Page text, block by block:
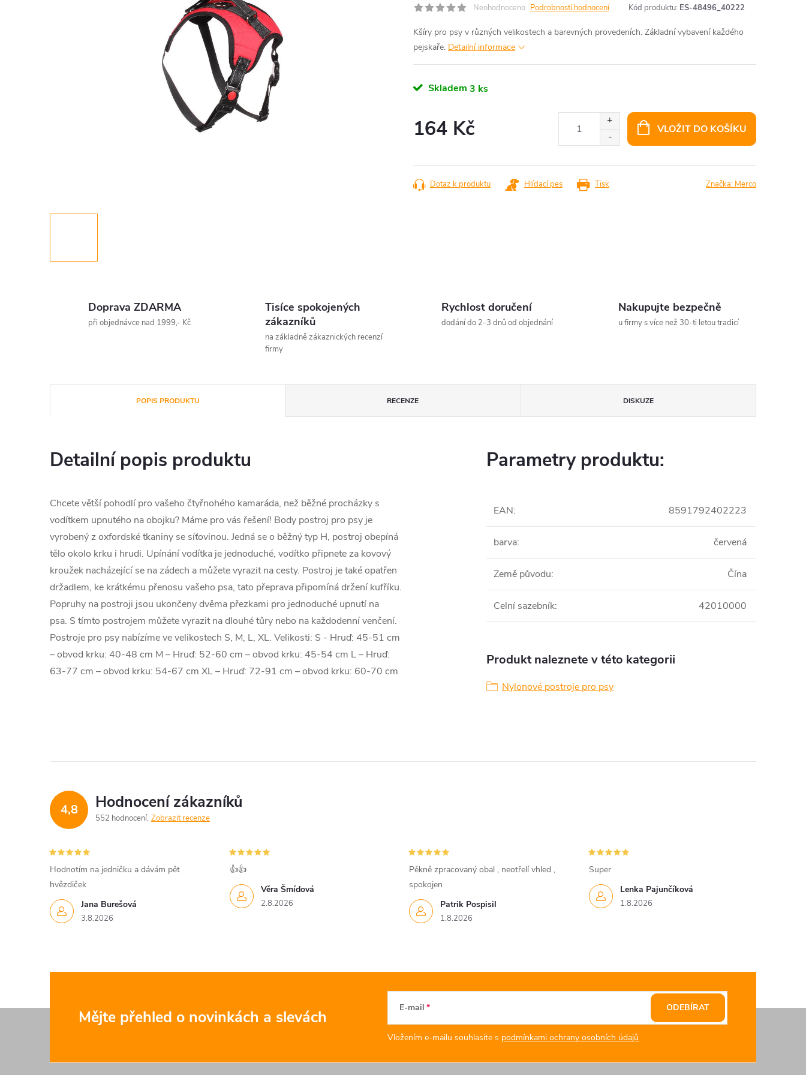
Neohodnoceno Podrobnosti hodnocení Kód produktu: ES-48496_40222
Kšíry pro psy v různých velikostech a barevných provedeních. Základní vybavení každého
pejskaře. Detailní informace
Skladem 3 ks
164 Kč VLOŽIT DO KOŠÍKU
Tisk
Dotaz k produktu Hlídací pes Značka: Merco
Doprava ZDARMA
při objednávce nad 1999,- Kč
Tisíce spokojených
zákazníků
na základně zákaznických recenzí
firmy
Rychlost doručení
dodání do 2-3 dnů od objednání
Nakupujte bezpečně
u firmy s více než 30-ti letou tradicí
POPIS PRODUKTU RECENZE DISKUZE
Detailní popis produktu
Chcete větší pohodlí pro vašeho čtyřnohého kamaráda, než běžné procházky s
vodítkem upnutého na obojku? Máme pro vás řešení! Body postroj pro psy je
vyrobený z oxfordské tkaniny se síťovinou. Jedná se o běžný typ H, postroj obepíná
tělo okolo krku i hrudi. Upínání vodítka je jednoduché, vodítko připnete za kovový
kroužek nacházející se na zádech a můžete vyrazit na cesty. Postroj je také opatřen
držadlem, ke krátkému přenosu vašeho psa, tato přeprava připomíná držení kufříku.
Popruhy na postroji jsou ukončeny dvěma přezkami pro jednoduché upnutí na
psa. S tímto postrojem můžete vyrazit na dlouhé tůry nebo na každodenní venčení.
Postroje pro psy nabízíme ve velikostech S, M, L, XL. Velikosti: S - Hruď: 45-51 cm
– obvod krku: 40-48 cm M – Hruď: 52-60 cm – obvod krku: 45-54 cm L – Hruď:
63-77 cm – obvod krku: 54-67 cm XL – Hruď: 72-91 cm – obvod krku: 60-70 cm
Parametry produktu:
EAN: 8591792402223
barva: červená
Země původu: Čína
Celní sazebník: 42010000
Produkt naleznete v této kategorii
Nylonové postroje pro psy
4,8 Hodnocení zákazníků
552 hodnocení Zobrazit recenze
Jana Burešová
3.8.2026
Hodnotím na jedničku a dávám pět
hvězdiček
Věra Šmídová
2.8.2026
👍👍
Patrik Pospisil
1.8.2026
Pěkně zpracovaný obal , neotřelí vhled ,
spokojen
Lenka Pajunčíková
1.8.2026
Super
Mějte přehled o novinkách a slevách E-mail
Vložením e-mailu souhlasíte s podmínkami ochrany osobních údajů
ODEBÍRAT